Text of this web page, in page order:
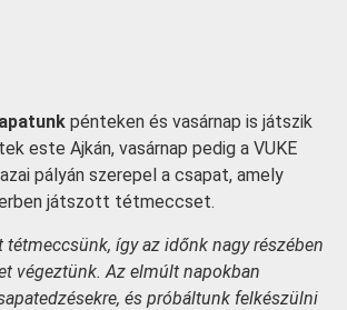
pénteken és vasárnap is játszik
este Ajkán, vasárnap pedig a VUKE
pályán szerepel a csapat, amely
játszott tétmeccset.
tétmeccsünk, így az időnk nagy részében
végeztünk. Az elmúlt napokban
és próbáltunk felkészülni